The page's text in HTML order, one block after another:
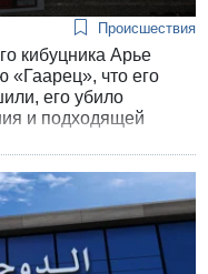
Происшествия
кибуцника Арье
«Гаарец», что его
его убило
и подходящей
меры по
заложников, в